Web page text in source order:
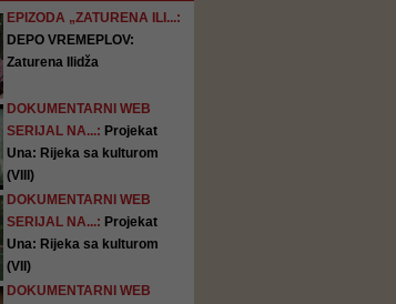
EPIZODA „ZATURENA ILI...:
DEPO VREMEPLOV:
Zaturena Ilidža
DOKUMENTARNI WEB
SERIJAL NA...: Projekat
Una: Rijeka sa kulturom
(VIII)
DOKUMENTARNI WEB
SERIJAL NA...: Projekat
Una: Rijeka sa kulturom
(VII)
DOKUMENTARNI WEB